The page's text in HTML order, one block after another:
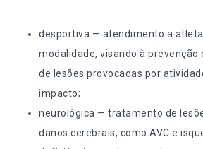
desportiva — atendimento a
modalidade, visando à prevenção
de lesões provocadas por
impacto;
neurológica — tratamento de
danos cerebrais, como AVC e